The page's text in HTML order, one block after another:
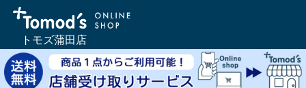
トモズ蒲田店